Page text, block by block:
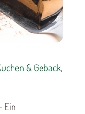
& Gebäck,
Ein